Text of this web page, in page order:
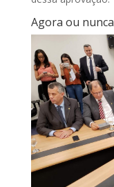
Agora ou nunca